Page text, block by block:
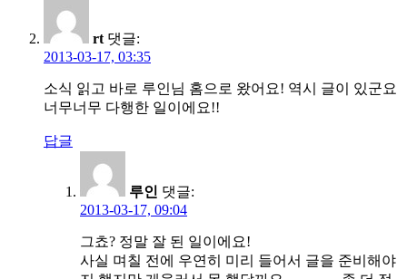
rt 댓글:
2013-03-17, 03:35
소식 읽고 바로 루인님 홈으로 왔어요! 역시 글이 있군요
너무너무 다행한 일이에요!!
답글
루인 댓글:
2013-03-17, 09:04
그쵸? 정말 잘 된 일이에요!
사실 며칠 전에 우연히 미리 들어서 글을 준비해야